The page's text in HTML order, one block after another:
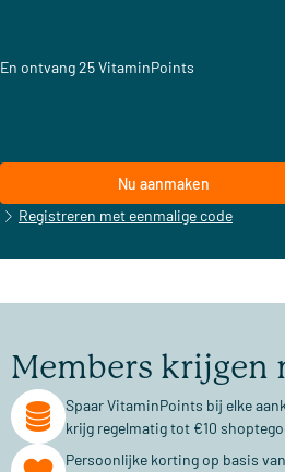
En ontvang 25 VitaminPoints
Nu aanmaken
Registreren met eenmalige code
Members krijgen
Spaar VitaminPoints bij elke
krijg regelmatig tot €10
Persoonlijke korting op basis